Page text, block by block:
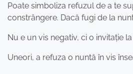
Poate simboliza refuzul de a te
constrângere. Dacă fugi de la
Nu e un vis negativ, ci o invitație
Uneori, a refuza o nuntă în vis